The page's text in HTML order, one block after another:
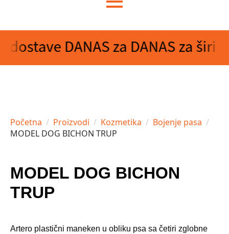
Početna Proizvodi Kozmetika
Bojenje pasa
MODEL DOG BICHON TRUP
MODEL DOG BICHON
TRUP
Artero plastični maneken u obliku psa sa četiri zglobne